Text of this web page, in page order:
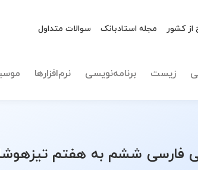
کشور مجله استادبانک سوالات متداول
زیست برنامه‌نویسی نرم‌افزارها
ششم به هفتم
نوع تدریس